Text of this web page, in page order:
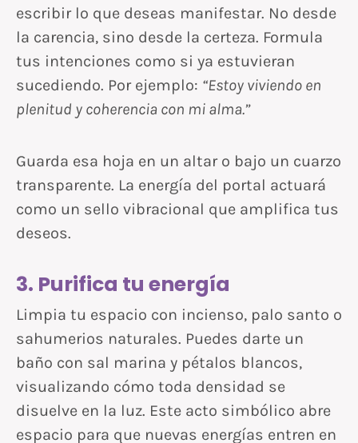
escribir lo que deseas manifestar. No desde
la carencia, sino desde la certeza. Formula
tus intenciones como si ya estuvieran
sucediendo. Por ejemplo: “Estoy viviendo en
plenitud y coherencia con mi alma.”
Guarda esa hoja en un altar o bajo un cuarzo
transparente. La energía del portal actuará
como un sello vibracional que amplifica tus
deseos.
3. Purifica tu energía
Limpia tu espacio con incienso, palo santo o
sahumerios naturales. Puedes darte un
baño con sal marina y pétalos blancos,
visualizando cómo toda densidad se
disuelve en la luz. Este acto simbólico abre
espacio para que nuevas energías entren en